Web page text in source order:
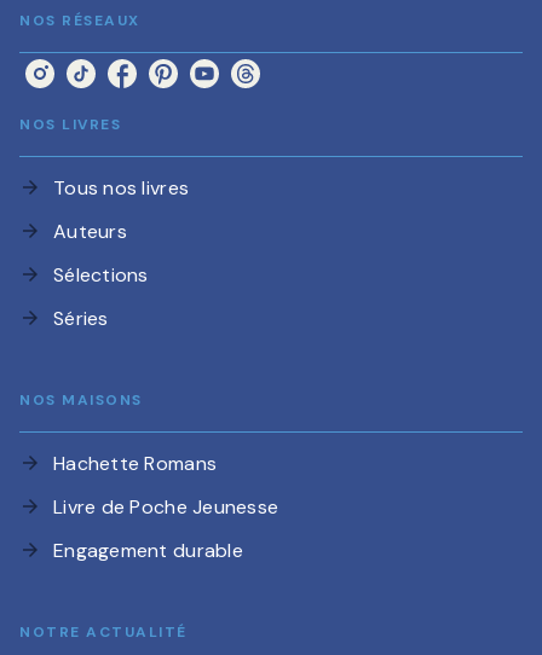
NOS RÉSEAUX
NOS LIVRES
arrow_forward Tous nos livres
arrow_forward Auteurs
arrow_forward Sélections
arrow_forward Séries
NOS MAISONS
arrow_forward Hachette Romans
arrow_forward Livre de Poche Jeunesse
arrow_forward Engagement durable
NOTRE ACTUALITÉ